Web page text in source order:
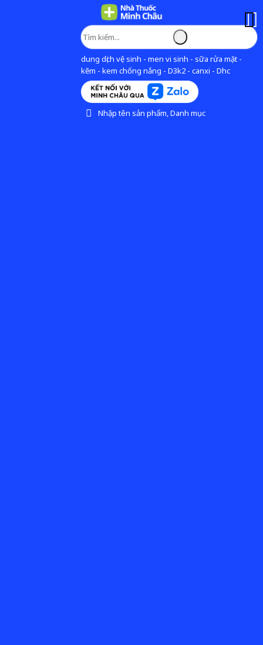
dung dịch vệ sinh - men vi sinh - sữa rửa mặt -
kẽm - kem chống nắng - D3k2 - canxi - Dhc
Nhập tên sản phẩm, Danh mục